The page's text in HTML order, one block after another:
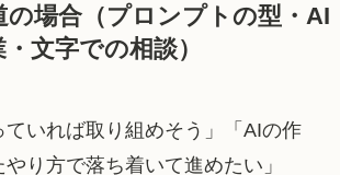
場合（プロンプトの型・AI
文字での相談）
ていれば取り組めそう」「AIの作
り方で落ち着いて進めたい」